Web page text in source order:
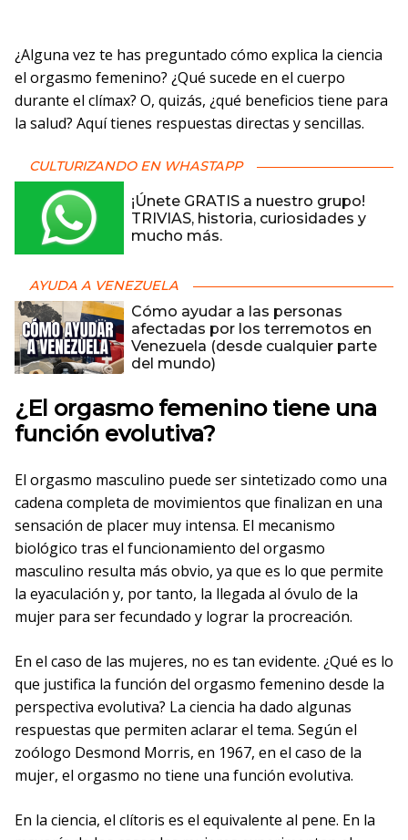
¿Alguna vez te has preguntado cómo explica la ciencia
el orgasmo femenino? ¿Qué sucede en el cuerpo
durante el clímax? O, quizás, ¿qué beneficios tiene para
la salud? Aquí tienes respuestas directas y sencillas.
CULTURIZANDO EN WHASTAPP
¡Únete GRATIS a nuestro grupo!
TRIVIAS, historia, curiosidades y
mucho más.
AYUDA A VENEZUELA
Cómo ayudar a las personas
afectadas por los terremotos en
Venezuela (desde cualquier parte
del mundo)
¿El orgasmo femenino tiene una
función evolutiva?
El orgasmo masculino puede ser sintetizado como una
cadena completa de movimientos que finalizan en una
sensación de placer muy intensa. El mecanismo
biológico tras el funcionamiento del orgasmo
masculino resulta más obvio, ya que es lo que permite
la eyaculación y, por tanto, la llegada al óvulo de la
mujer para ser fecundado y lograr la procreación.
En el caso de las mujeres, no es tan evidente. ¿Qué es lo
que justifica la función del orgasmo femenino desde la
perspectiva evolutiva? La ciencia ha dado algunas
respuestas que permiten aclarar el tema. Según el
zoólogo Desmond Morris, en 1967, en el caso de la
mujer, el orgasmo no tiene una función evolutiva.
En la ciencia, el clítoris es el equivalente al pene. En la